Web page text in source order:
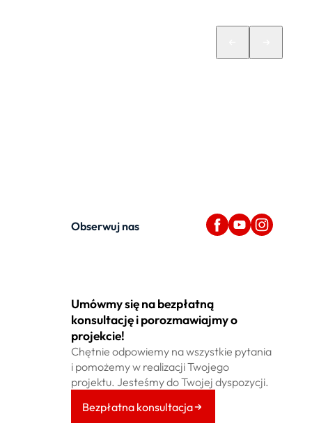
Obserwuj nas
Umówmy się na bezpłatną
konsultację i porozmawiajmy o
projekcie!
Chętnie odpowiemy na wszystkie pytania
i pomożemy w realizacji Twojego
projektu. Jesteśmy do Twojej dyspozycji.
Bezpłatna konsultacja